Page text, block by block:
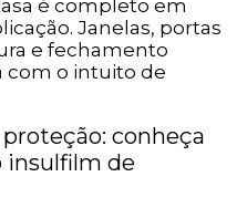
é completo em
Janelas, portas
e fechamento
com o intuito de
conheça
insulfilm de